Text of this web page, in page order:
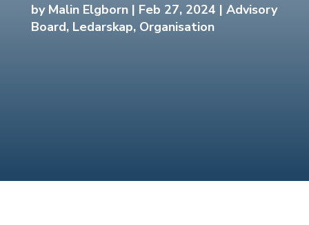
by Malin Elgborn| Feb 27, 2024 | Advisory
Board, Ledarskap, Organisation